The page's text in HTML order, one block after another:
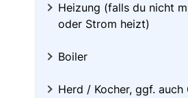
Heizung (falls du nicht
oder Strom heizt)
Boiler
Herd / Kocher, ggf. auch